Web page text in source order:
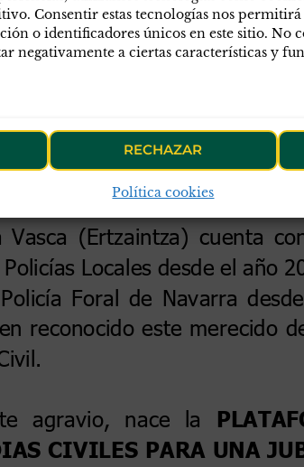
Consentir estas tecnologías nos permitirá
o identificadores únicos en este sitio. No
negativamente a ciertas características y
RECHAZAR
Política cookies